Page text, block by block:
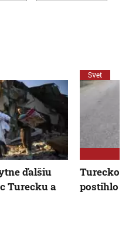
ďalšiu
Turecku a
Svet
Turecko-
postihlo